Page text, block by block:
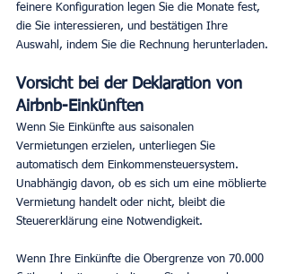
feinere Konfiguration legen Sie die Monate fest,
die Sie interessieren, und bestätigen Ihre
Auswahl, indem Sie die Rechnung herunterladen.
Vorsicht bei der Deklaration von
Airbnb-Einkünften
Wenn Sie Einkünfte aus saisonalen
Vermietungen erzielen, unterliegen Sie
automatisch dem Einkommensteuersystem.
Unabhängig davon, ob es sich um eine möblierte
Vermietung handelt oder nicht, bleibt die
Steuererklärung eine Notwendigkeit.
Wenn Ihre Einkünfte die Obergrenze von 70.000